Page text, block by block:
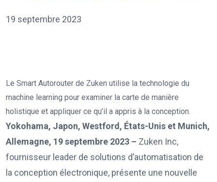
19 septembre 2023
Le Smart Autorouter de Zuken utilise la technologie du
machine learning pour examiner la carte de manière
holistique et appliquer ce qu’il a appris à la conception.
Yokohama, Japon, Westford, États-Unis et Munich,
Allemagne, 19 septembre 2023 – Zuken Inc,
fournisseur leader de solutions d’automatisation de
la conception électronique, présente une nouvelle